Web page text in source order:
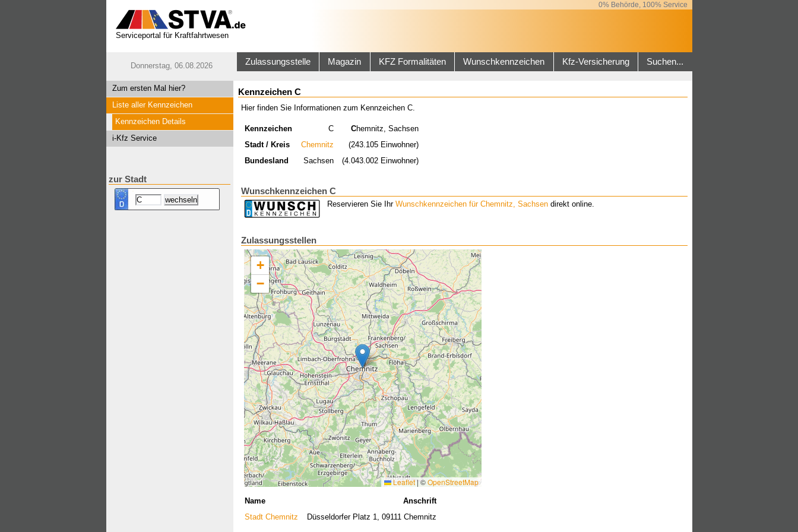
0% Behörde, 100% Service
Serviceportal für Kraftfahrtwesen
Donnerstag, 06.08.2026 Zulassungsstelle Magazin KFZ Formalitäten Wunschkennzeichen Kfz-Versicherung Suchen...
Zum ersten Mal hier?
Liste aller Kennzeichen
Kennzeichen Details
i-Kfz Service
zur Stadt
Kennzeichen C
Hier finden Sie Informationen zum Kennzeichen C.
Kennzeichen C Chemnitz, Sachsen
Stadt / Kreis
Chemnitz
(243.105 Einwohner)
Bundesland
Sachsen (4.043.002 Einwohner)
Wunschkennzeichen C
Reservieren Sie Ihr Wunschkennzeichen für Chemnitz, Sachsendirekt online.
Zulassungsstellen
+
−
Leaflet | ©OpenStreetMap
Name
Anschrift
Stadt Chemnitz
Düsseldorfer Platz 1, 09111 Chemnitz